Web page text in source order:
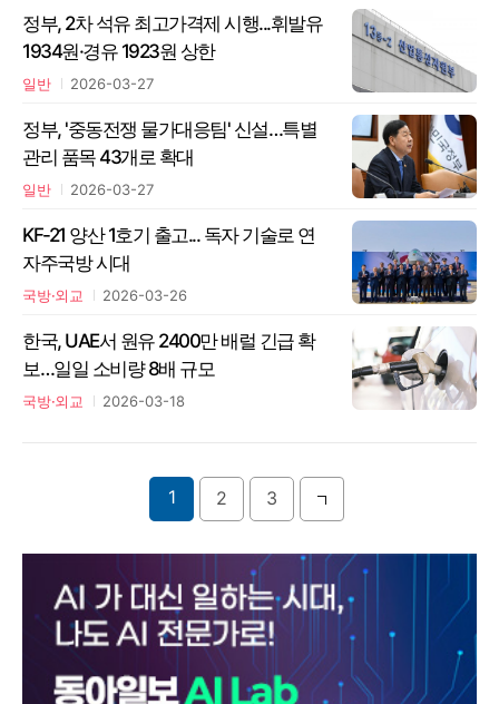
정부, 2차 석유 최고가격제 시행...휘발유
1934원·경유 1923원 상한
일반 2026-03-27
정부, '중동전쟁 물가대응팀' 신설…특별
관리 품목 43개로 확대
일반 2026-03-27
KF-21 양산 1호기 출고... 독자 기술로 연
자주국방 시대
국방·외교 2026-03-26
한국, UAE서 원유 2400만 배럴 긴급 확
보…일일 소비량 8배 규모
국방·외교 2026-03-18
1 2 3